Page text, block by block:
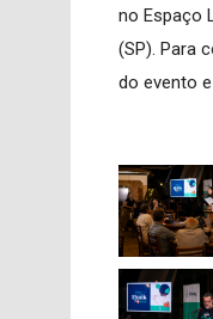
no Espaço
(SP). Para
do evento